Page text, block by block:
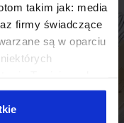
takim jak: media
firmy świadczące
są w oparciu
i przetwarzane są
z których listą